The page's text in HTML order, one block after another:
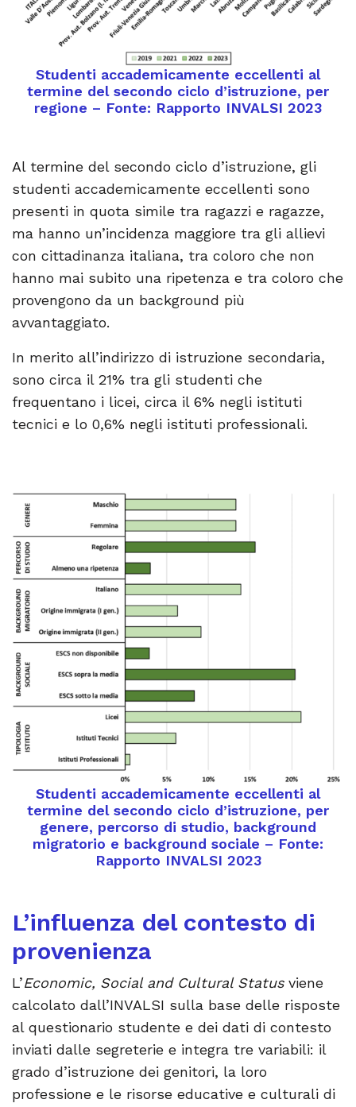
Studenti accademicamente eccellenti al
termine del secondo ciclo d’istruzione, per
regione – Fonte: Rapporto INVALSI 2023
Al termine del secondo ciclo d’istruzione, gli
studenti accademicamente eccellenti sono
presenti in quota simile tra ragazzi e ragazze,
ma hanno un’incidenza maggiore tra gli allievi
con cittadinanza italiana, tra coloro che non
hanno mai subito una ripetenza e tra coloro che
provengono da un background più
avvantaggiato.
In merito all’indirizzo di istruzione secondaria,
sono circa il 21% tra gli studenti che
frequentano i licei, circa il 6% negli istituti
tecnici e lo 0,6% negli istituti professionali.
Studenti accademicamente eccellenti al
termine del secondo ciclo d’istruzione, per
genere, percorso di studio, background
migratorio e background sociale – Fonte:
Rapporto INVALSI 2023
L’influenza del contesto di
provenienza
L’Economic, Social and Cultural Statusviene
calcolato dall’INVALSI sulla base delle risposte
al questionario studente e dei dati di contesto
inviati dalle segreterie e integra tre variabili: il
grado d’istruzione dei genitori, la loro
professione e le risorse educative e culturali di